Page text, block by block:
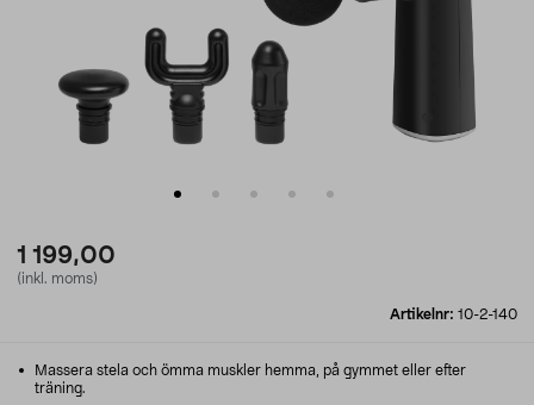
1 199,00
(inkl. moms)
Artikelnr: 10-2-140
Massera stela och ömma muskler hemma, på gymmet eller efter
träning.